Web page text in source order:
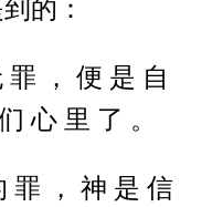
的：
， 便 是 自
心 里 了 。
罪 ， 神 是 信